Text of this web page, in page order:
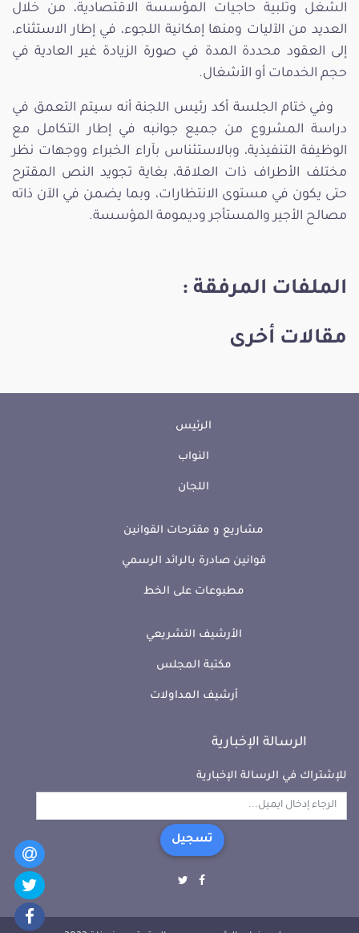
الشغل وتلبية حاجيات المؤسسة الاقتصادية، من خلال
العديد من الآليات ومنها إمكانية اللجوء، في إطار الاستثناء،
إلى العقود محددة المدة في صورة الزيادة غير العادية في
حجم الخدمات أو الأشغال.
وفي ختام الجلسة أكد رئيس اللجنة أنه سيتم التعمق في
دراسة المشروع من جميع جوانبه في إطار التكامل مع
الوظيفة التنفيذية، وبالاستئناس بآراء الخبراء ووجهات نظر
مختلف الأطراف ذات العلاقة، بغاية تجويد النص المقترح
حتى يكون في مستوى الانتظارات، وبما يضمن في الآن ذاته
مصالح الأجير والمستأجر وديمومة المؤسسة.
الملفات المرفقة :
مقالات أخرى
الرئيس
النواب
اللجان
مشاريع و مقترحات القوانين
قوانين صادرة بالرائد الرسمي
مطبوعات على الخط
الأرشيف التشريعي
مكتبة المجلس
أرشيف المداولات
الرسالة الإخبارية
للإشتراك في الرسالة الإخبارية
تسجيل